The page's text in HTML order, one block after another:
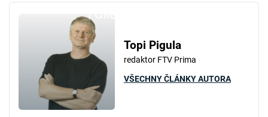
Failed to fetch
Topi Pigula
redaktor FTV Prima
VŠECHNY ČLÁNKY AUTORA